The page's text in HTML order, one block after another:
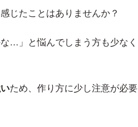
じたことはありませんか？
…」と悩んでしまう方も少なく
ため、作り方に少し注意が必要